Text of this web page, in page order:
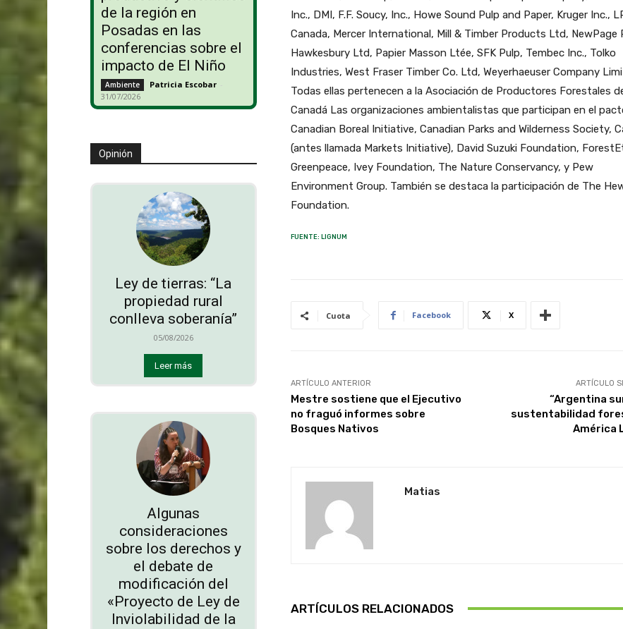
de la región en
Posadas en las
conferencias sobre el
impacto de El Niño
Ambiente Patricia Escobar -
31/07/2026
Opinión
Ley de tierras: “La
propiedad rural
conlleva soberanía”
05/08/2026
Leer más
Algunas
consideraciones
sobre los derechos y
el debate de
modificación del
«Proyecto de Ley de
Inviolabilidad de la
Inc., DMI, F.F. Soucy, Inc., Howe Sound Pulp and Paper, Kruger Inc.,
Canada, Mercer International, Mill & Timber Products Ltd, NewPage
Hawkesbury Ltd, Papier Masson Ltée, SFK Pulp, Tembec Inc., Tolko
Industries, West Fraser Timber Co. Ltd, Weyerhaeuser Company
Todas ellas pertenecen a la Asociación de Productores Forestales
Canadá Las organizaciones ambientalistas que participan en el
Canadian Boreal Initiative, Canadian Parks and Wilderness Society,
(antes llamada Markets Initiative), David Suzuki Foundation,
Greenpeace, Ivey Foundation, The Nature Conservancy, y Pew
Environment Group. También se destaca la participación de The
Foundation.
FUENTE: LIGNUM
Cuota Facebook X
ARTÍCULO ANTERIOR
Mestre sostiene que el Ejecutivo
no fraguó informes sobre
Bosques Nativos
ARTÍCULO
“Argentina
sustentabilidad
América
Matias
ARTÍCULOS RELACIONADOS